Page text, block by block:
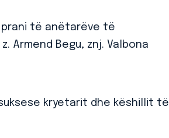
prani të anëtarëve të
Armend Begu, znj. Valbona
kryetarit dhe këshillit të